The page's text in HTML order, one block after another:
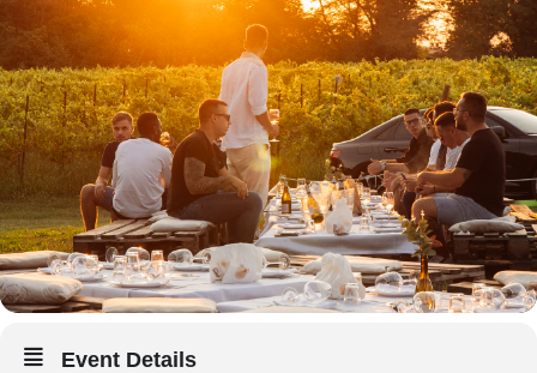
Event Details